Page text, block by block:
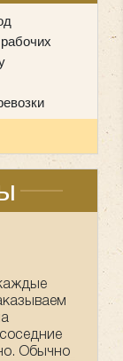
всех
1-2 мая